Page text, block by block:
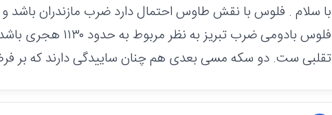
فلوس بادومی ضرب تبریز
تقلبی ست. دو سکه مسی بعدی هم چنان ساییدگی دارند که بر